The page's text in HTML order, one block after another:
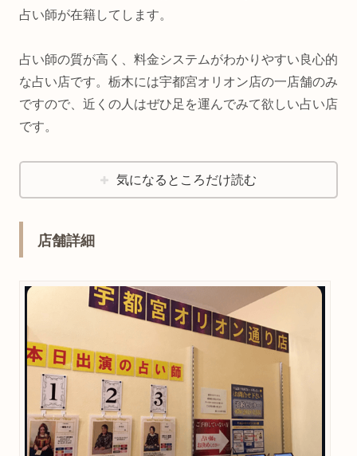
占い師が在籍してします。
占い師の質が高く、料金システムがわかりやすい良心的
な占い店です。栃木には宇都宮オリオン店の一店舗のみ
ですので、近くの人はぜひ足を運んでみて欲しい占い店
です。
気になるところだけ読む
店舗詳細